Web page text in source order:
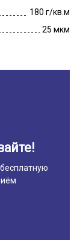
180 г/кв.м
25 мкм